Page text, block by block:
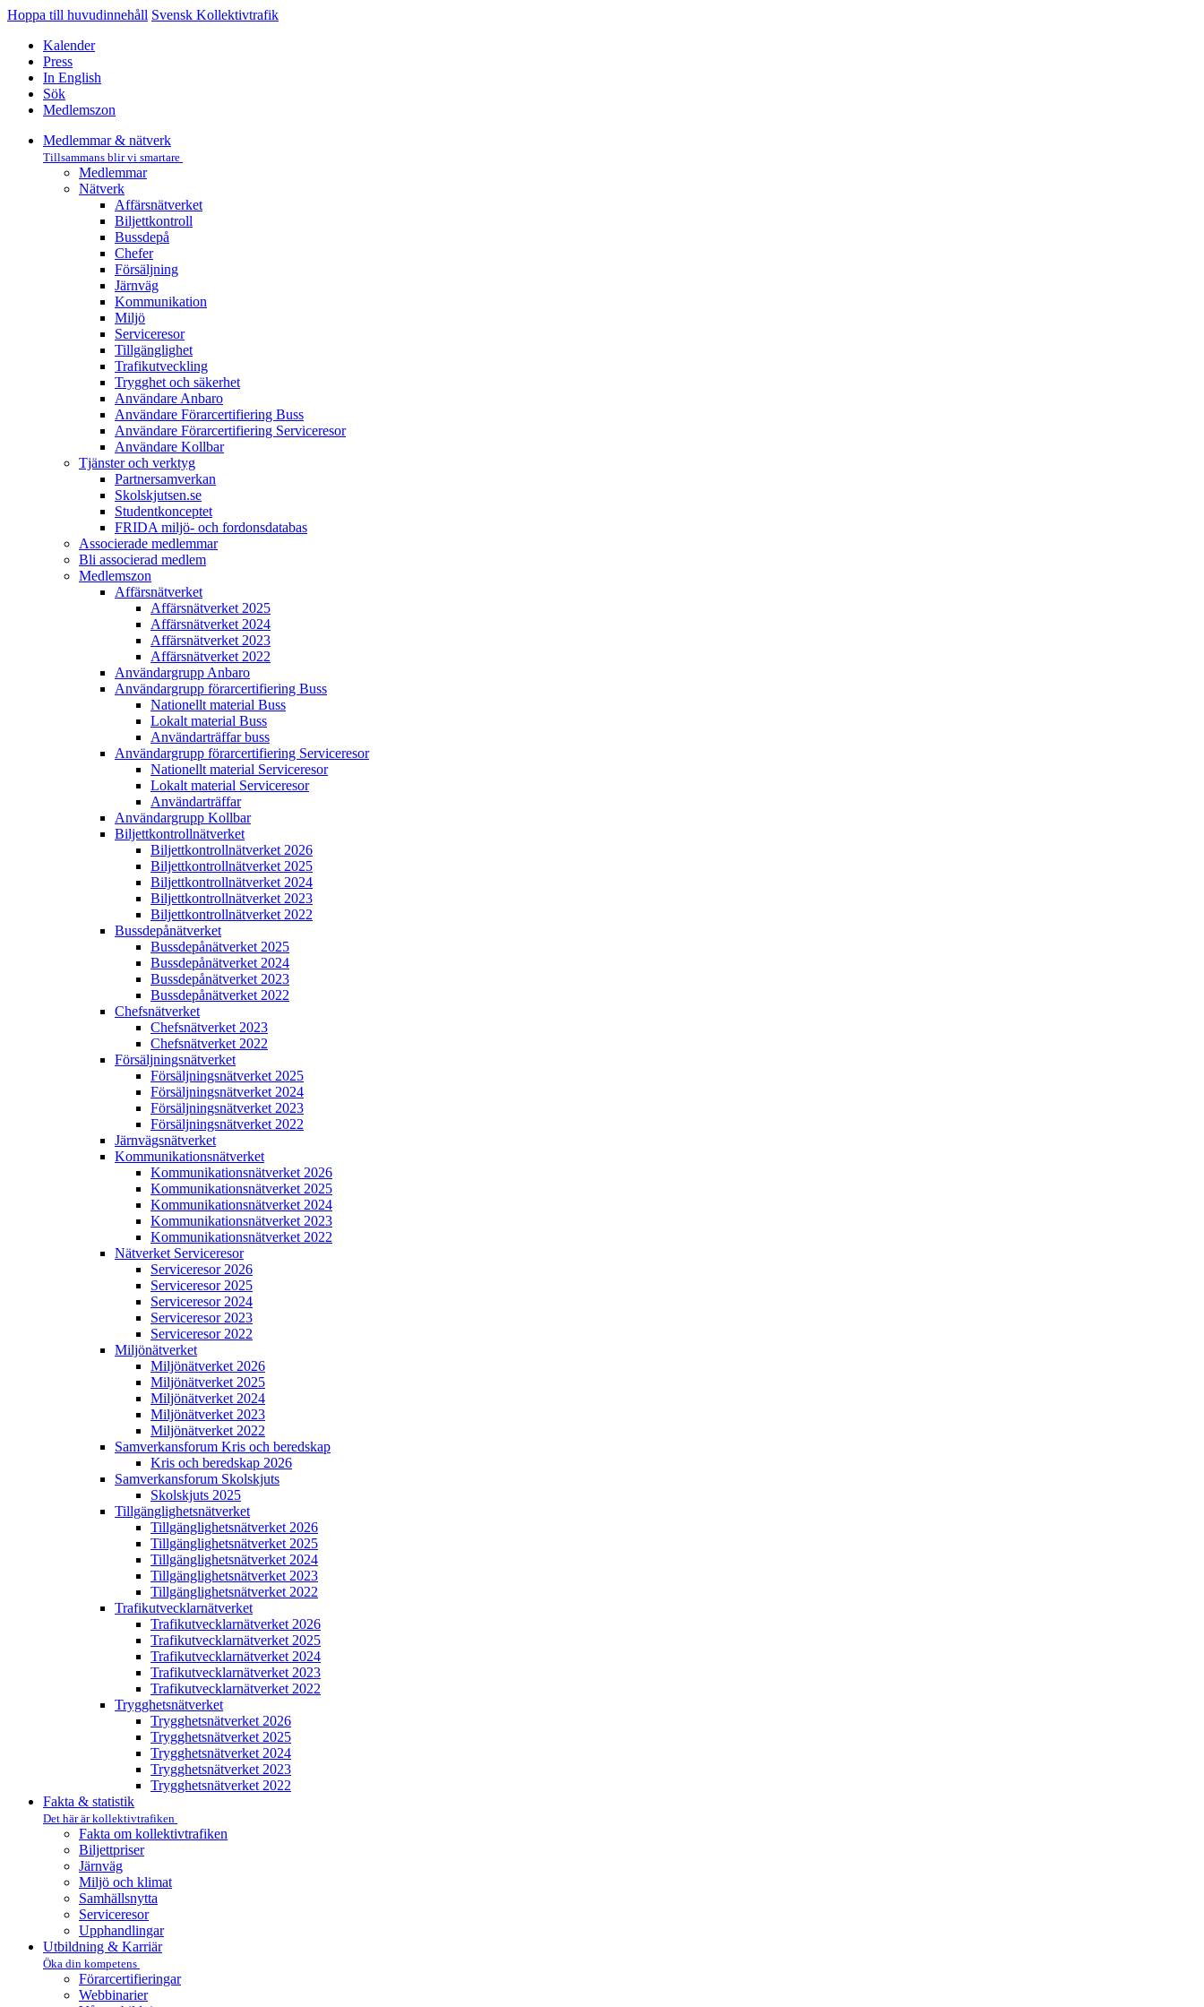
Hoppa till huvudinnehåll Svensk Kollektivtrafik
Kalender
Press
In English
Sök
Medlemszon
Medlemmar & nätverk
Tillsammans blir vi smartare
Medlemmar
Nätverk
Affärs­nätverket
Biljettkontroll­
Bussdepå­
Chefer
Försäljning
Järnväg
Kommunikation
Miljö­
Serviceresor
Tillgänglighet
Trafikutveckling
Trygghet och säkerhet
Användare Anbaro
Användare Förarcertifiering Buss
Användare Förarcertifiering Serviceresor
Användare Koll­bar
Tjänster och verktyg
Partner­samverkan
Skolskjutsen.se
Studentkonceptet
FRIDA miljö- och fordonsdatabas
Associerade medlemmar
Bli associerad medlem
Medlemszon
Affärs­nätverket
Affärs­nätverket 2025
Affärs­nätverket 2024
Affärs­nätverket 2023
Affärs­nätverket 2022
Användargrupp Anbaro
Användargrupp förarcertifiering Buss
Nationellt material Buss
Lokalt material Buss
Användarträffar buss
Användargrupp förarcertifiering Serviceresor
Nationellt material Serviceresor
Lokalt material Serviceresor
Användarträffar
Användargrupp Kollbar
Biljettkontroll­nätverket
Biljettkontroll­nätverket 2026
Biljettkontroll­nätverket 2025
Biljettkontroll­nätverket 2024
Biljettkontroll­nätverket 2023
Biljettkontroll­nätverket 2022
Bussdepå­nätverket
Bussdepå­nätverket 2025
Bussdepå­nätverket 2024
Bussdepå­nätverket 2023
Bussdepå­nätverket 2022
Chefs­nätverket
Chefs­nätverket 2023
Chefs­nätverket 2022
Försäljnings­nätverket
Försäljnings­nätverket 2025
Försäljnings­nätverket 2024
Försäljnings­nätverket 2023
Försäljnings­nätverket 2022
Järnvägs­nätverket
Kommunikations­nätverket
Kommunikations­nätverket 2026
Kommunikations­nätverket 2025
Kommunikations­nätverket 2024
Kommunikations­nätverket 2023
Kommunikations­nätverket 2022
Nätverket Serviceresor
Serviceresor 2026
Serviceresor 2025
Serviceresor 2024
Serviceresor 2023
Serviceresor 2022
Miljö­nätverket
Miljö­nätverket 2026
Miljö­nätverket 2025
Miljö­nätverket 2024
Miljö­nätverket 2023
Miljö­nätverket 2022
Samverkans­forum Kris och beredskap
Kris och beredskap 2026
Samverkans­forum Skolskjuts
Skolskjuts 2025
Tillgänglighets­nätverket
Tillgänglighets­nätverket 2026
Tillgänglighets­nätverket 2025
Tillgänglighets­nätverket 2024
Tillgänglighets­nätverket 2023
Tillgänglighets­nätverket 2022
Trafikutvecklar­nätverket
Trafikutvecklar­nätverket 2026
Trafikutvecklar­nätverket 2025
Trafikutvecklar­nätverket 2024
Trafikutvecklar­nätverket 2023
Trafikutvecklar­nätverket 2022
Trygghets­nätverket
Trygghets­nätverket 2026
Trygghets­nätverket 2025
Trygghets­nätverket 2024
Trygghets­nätverket 2023
Trygghets­nätverket 2022
Fakta & statistik
Det här är kollektivtrafiken
Fakta om kollektivtrafiken
Biljettpriser
Järnväg
Miljö och klimat
Samhällsnytta
Serviceresor
Upphandlingar
Utbildning & Karriär
Öka din kompetens
Förarcertifieringar
Webbinarier